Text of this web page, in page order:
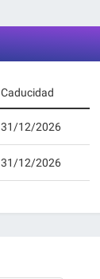
Caducidad
31/12/2026
31/12/2026